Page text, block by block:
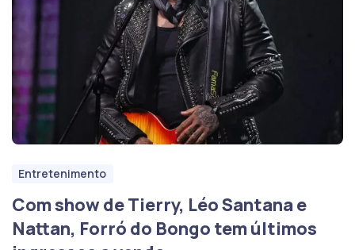
Entretenimento
Com show de Tierry, Léo Santana e
Nattan, Forró do Bongo tem últimos